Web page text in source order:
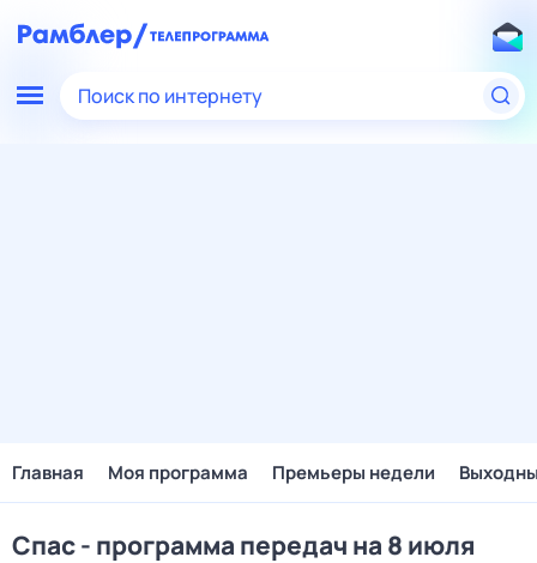
Поиск по интернету
Главная Моя программа Премьеры недели
Спас - программа передач на 8 июля